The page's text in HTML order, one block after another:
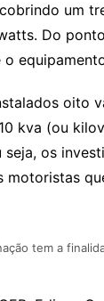
um
Do
oito
kva (ou
seja, os
motoristas
tem a